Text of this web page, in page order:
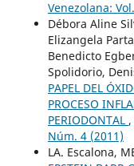
Venezolana:
Débora Aline
Elizangela
Benedicto
Spolidorio,
PAPEL DEL
PROCESO
PERIODONTAL ,
Núm. 4 (2011)
LA. Escalona,